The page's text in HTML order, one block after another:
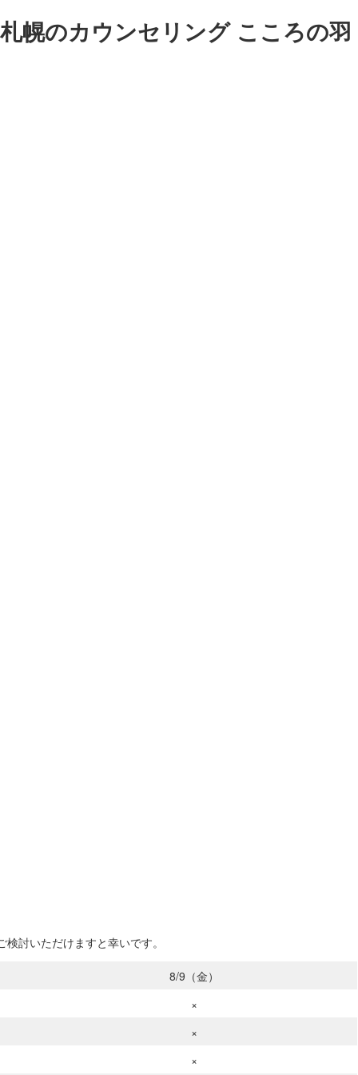
幌のカウンセリング こころの羽
討いただけますと幸いです。
8/9（金）
×
×
×